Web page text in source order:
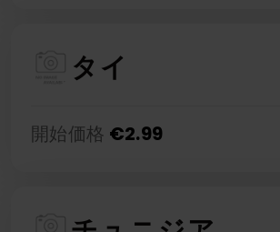
タイ
開始価格 €2.99